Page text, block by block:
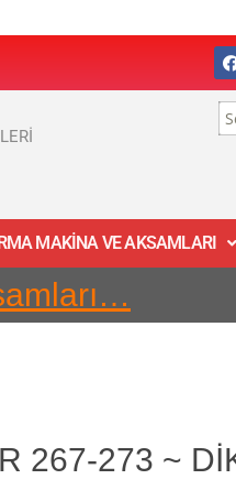
MAKİNA VE AKSAMLARI
267-273 ~